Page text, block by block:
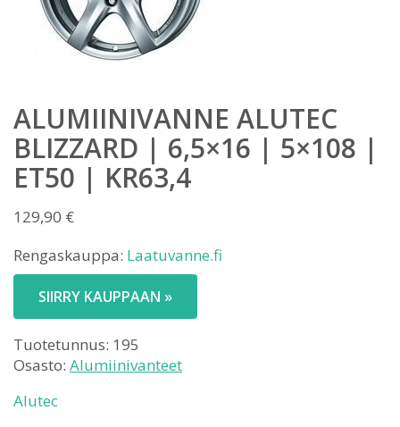
ALUMIINIVANNE ALUTEC
BLIZZARD | 6,5×16 | 5×108 |
ET50 | KR63,4
129,90 €
Rengaskauppa: Laatuvanne.fi
SIIRRY KAUPPAAN »
Tuotetunnus: 195
Osasto: Alumiinivanteet
Alutec